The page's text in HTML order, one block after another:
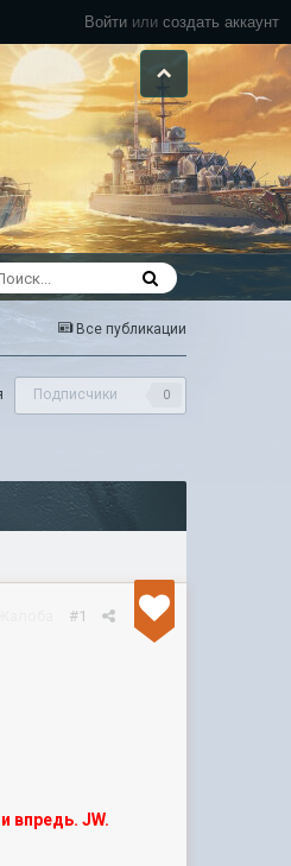
Войти или создать аккаунт
Все публикации
Подписчики 0
#1
впредь.JW.